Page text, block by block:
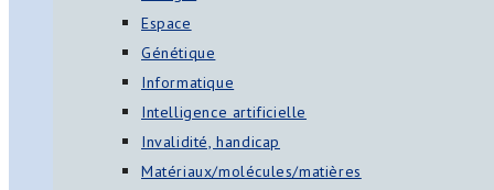
Espace
Génétique
Informatique
Intelligence artificielle
Invalidité, handicap
Matériaux/molécules/matières